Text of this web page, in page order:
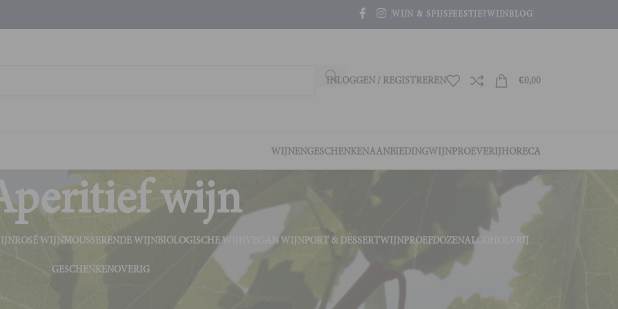
WIJN & SPIJS FEESTJE?WIJNBLOG
INLOGGEN / REGISTREREN €0,00
WIJNENGESCHENKENAANBIEDINGWIJNPROEVERIJHORECA
wijn
ROSÉ WIJNMOUSSERENDE WIJNBIOLOGISCHE WIJN VEGAN WIJNPORT & DESSERTWIJNPROEFDOZENALCOHOLVRIJ
GESCHENKENOVERIG
Tonen